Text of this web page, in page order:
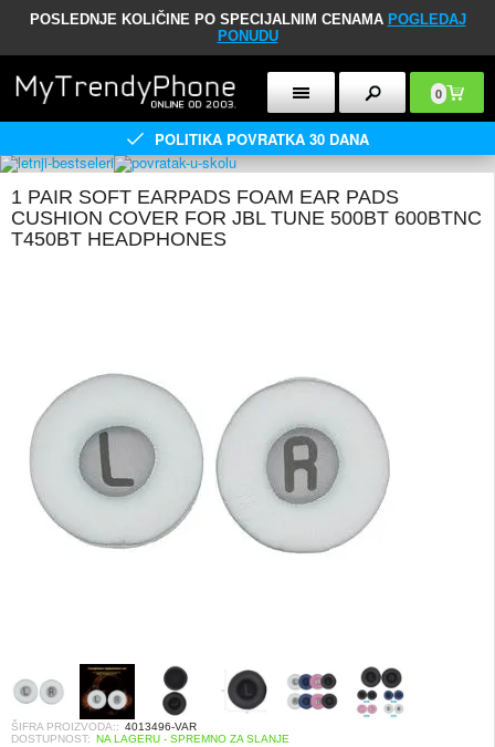
POSLEDNJE KOLIČINE PO SPECIJALNIM CENAMA POGLEDAJ
PONUDU
0
POLITIKA POVRATKA 30 DANA
1 PAIR SOFT EARPADS FOAM EAR PADS
CUSHION COVER FOR JBL TUNE 500BT 600BTNC
T450BT HEADPHONES
ŠIFRA PROIZVODA:: 4013496-VAR
DOSTUPNOST: NA LAGERU - SPREMNO ZA SLANJE